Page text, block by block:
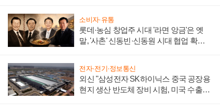
소비자·유통
롯데·농심 창업주 시대 '라면 앙금'은 옛
말, '사촌' 신동빈·신동원 시대 협업 확대
전자·전기·정보통신
외신 "삼성전자 SK하이닉스 중국 공장용
현지 생산 반도체 장비 시험, 미국 수출통